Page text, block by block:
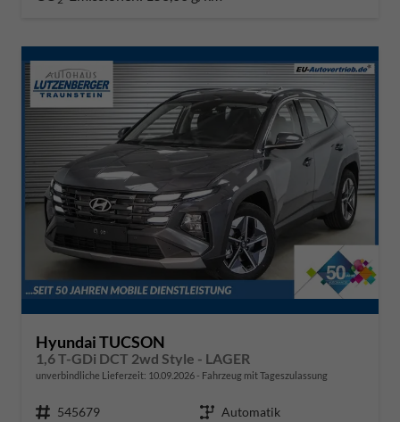
Hyundai TUCSON
1,6 T-GDi DCT 2wd Style - LAGER
unverbindliche Lieferzeit: 10.09.2026 Fahrzeug mit Tageszulassung
Fahrzeugnr. 545679 Getriebe Automatik